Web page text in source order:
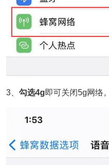
3、 勾选4g即可关闭5g网络。